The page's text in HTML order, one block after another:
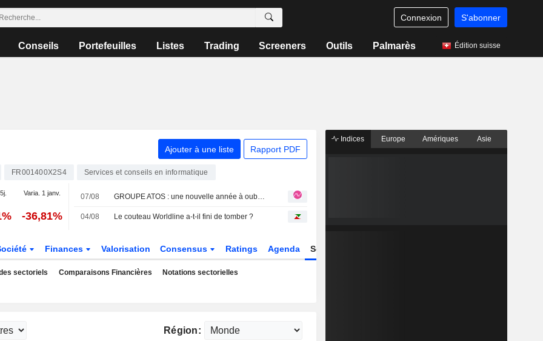
Connexion S'abonner
Conseils Portefeuilles Listes Trading Screeners Outils Palmarès Édition suisse
Ajouter à une liste Rapport PDF
FR001400X2S4 Services et conseils en informatique
Varia. 1 janv.
-36,81%
07/08 GROUPE ATOS : une nouvelle année à oublier
04/08 Le couteau Worldline a-t-il fini de tomber ?
Finances Valorisation Consensus Ratings Agenda Secteur
sectoriels Comparaisons Financières Notations sectorielles
Région:
Indices Europe Amériques Asie